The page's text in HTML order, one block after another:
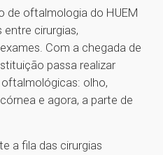
de oftalmologia do HUEM
cirurgias,
Com a chegada de
passa realizar
olho,
e agora, a parte de
a fila das cirurgias